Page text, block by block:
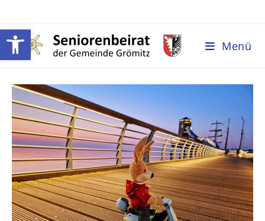
Werkzeugleiste öffnen Menü